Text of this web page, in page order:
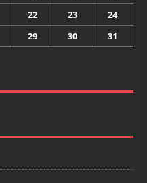
22 23
24
29 30
31